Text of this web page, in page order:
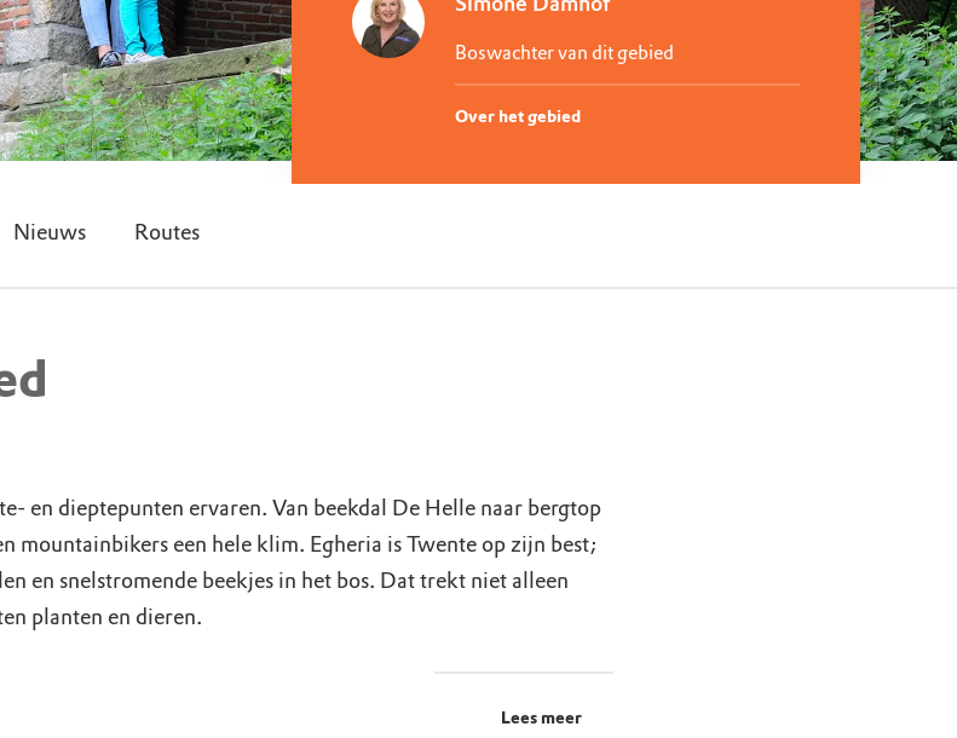
Boswachter van dit gebied
Over het gebied
Nieuws Routes
en dieptepunten ervaren. Van beekdal De Helle naar bergtop
mountainbikers een hele klim. Egheria is Twente op zijn best;
en snelstromende beekjes in het bos. Dat trekt niet alleen
planten en dieren.
Lees meer